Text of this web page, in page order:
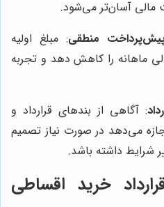
مالی آسان‌تر می‌شود.
منطقی: مبلغ اولیه
ماهانه را کاهش دهد و تجربه
: آگاهی از بندهای قرارداد و
می‌دهد در صورت نیاز تصمیم
شرایط داشته باشد.
خرید اقساطی